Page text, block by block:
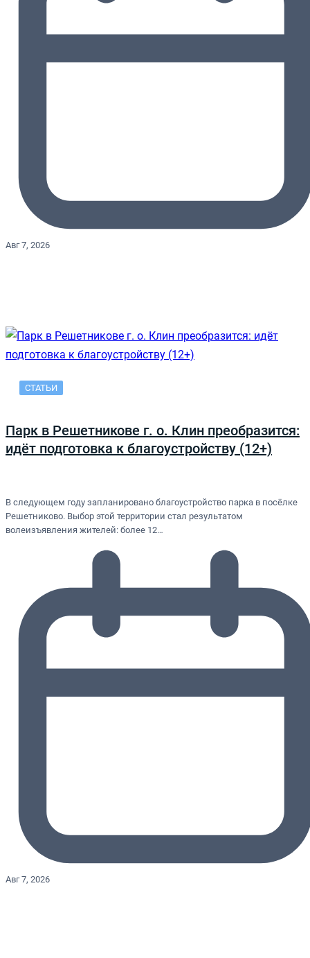
Авг 7, 2026
СТАТЬИ
Парк в Решетникове г. о. Клин преобразится:
идёт подготовка к благоустройству (12+)
В следующем году запланировано благоустройство парка в посёлке
Решетниково. Выбор этой территории стал результатом
волеизъявления жителей: более 12…
Авг 7, 2026